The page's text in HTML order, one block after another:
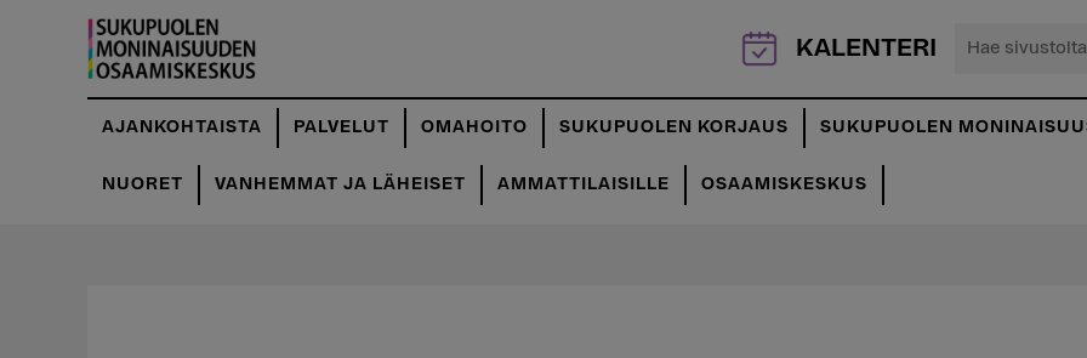
pääsisältöön
Hae
KALENTERI
AJANKOHTAISTA PALVELUT OMAHOITO SUKUPUOLEN KORJAUS SUKUPUOLEN
NUORET VANHEMMAT JA LÄHEISET AMMATTILAISILLE OSAAMISKESKUS